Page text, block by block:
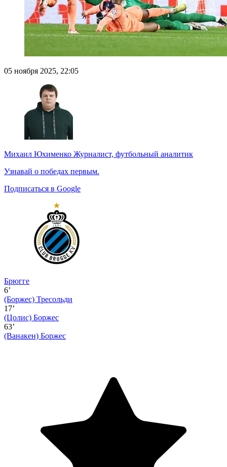
05 ноября 2025, 22:05
Михаил Юхименко Журналист, футбольный аналитик
Узнавай о победах первым.
Подписаться в Google
Брюгге
6’
(Боржес) Тресольди
17’
(Цолис) Боржес
63’
(Ванакен) Боржес